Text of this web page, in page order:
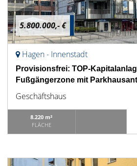
5.800.000,- €
Hagen - Innenstadt
Provisionsfrei: TOP-
Fußgängerzone mit
Geschäftshaus
8.220 m²
FLÄCHE